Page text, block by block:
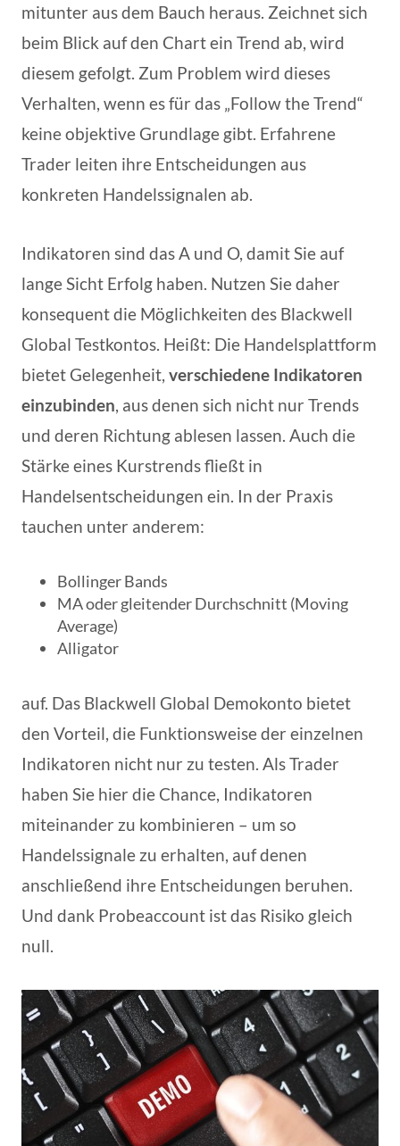
mitunter aus dem Bauch heraus. Zeichnet sich
beim Blick auf den Chart ein Trend ab, wird
diesem gefolgt. Zum Problem wird dieses
Verhalten, wenn es für das „Follow the Trend“
keine objektive Grundlage gibt. Erfahrene
Trader leiten ihre Entscheidungen aus
konkreten Handelssignalen ab.
Indikatoren sind das A und O, damit Sie auf
lange Sicht Erfolg haben. Nutzen Sie daher
konsequent die Möglichkeiten des Blackwell
Global Testkontos. Heißt: Die Handelsplattform
bietet Gelegenheit, verschiedene Indikatoren
einzubinden, aus denen sich nicht nur Trends
und deren Richtung ablesen lassen. Auch die
Stärke eines Kurstrends fließt in
Handelsentscheidungen ein. In der Praxis
tauchen unter anderem:
Bollinger Bands
MA oder gleitender Durchschnitt (Moving
Average)
Alligator
auf. Das Blackwell Global Demokonto bietet
den Vorteil, die Funktionsweise der einzelnen
Indikatoren nicht nur zu testen. Als Trader
haben Sie hier die Chance, Indikatoren
miteinander zu kombinieren – um so
Handelssignale zu erhalten, auf denen
anschließend ihre Entscheidungen beruhen.
Und dank Probeaccount ist das Risiko gleich
null.